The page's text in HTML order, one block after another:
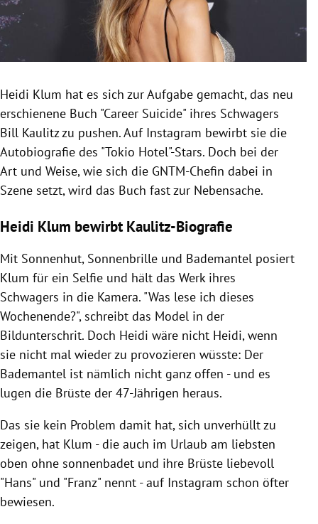
Untermenü
Untermenü
Untermenü
Heidi Klum hat es sich zur Aufgabe gemacht, das neu
erschienene Buch "Career Suicide" ihres Schwagers
Bill Kaulitz zu pushen. Auf Instagram bewirbt sie die
Autobiografie des "Tokio Hotel"-Stars. Doch bei der
Art und Weise, wie sich die GNTM-Chefin dabei in
Szene setzt, wird das Buch fast zur Nebensache.
Heidi Klum bewirbt Kaulitz-Biografie
Mit Sonnenhut, Sonnenbrille und Bademantel posiert
Klum für ein Selfie und hält das Werk ihres
Schwagers in die Kamera. "Was lese ich dieses
Wochenende?", schreibt das Model in der
Bildunterschrit. Doch Heidi wäre nicht Heidi, wenn
sie nicht mal wieder zu provozieren wüsste: Der
Bademantel ist nämlich nicht ganz offen - und es
lugen die Brüste der 47-Jährigen heraus.
Das sie kein Problem damit hat, sich unverhüllt zu
zeigen, hat Klum - die auch im Urlaub am liebsten
oben ohne sonnenbadet und ihre Brüste liebevoll
"Hans" und "Franz" nennt - auf Instagram schon öfter
bewiesen.